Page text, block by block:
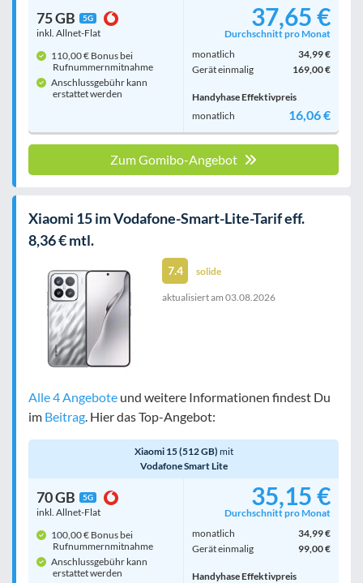
75 GB 5G
inkl. Allnet-Flat
110,00 € Bonus bei
Rufnummern­mitnahme
Anschlussgebühr kann
erstattet werden
37,65 €
Durchschnitt pro Monat
monatlich
34,99 €
Gerät einmalig
169,00 €
Handyhase Effektivpreis
monatlich
16,06 €
Zum Gomibo-Angebot
Xiaomi 15 im Vodafone-Smart-Lite-Tarif eff.
8,36 € mtl.
7.4 solide
aktualisiert am 03.08.2026
Alle 4 Angebote und weitere Informationen findest Du
im Beitrag . Hier das Top-Angebot:
Xiaomi 15 (512 GB) mit
Vodafone Smart Lite
70 GB 5G
inkl. Allnet-Flat
100,00 € Bonus bei
Rufnummern­mitnahme
Anschlussgebühr kann
erstattet werden
35,15 €
Durchschnitt pro Monat
monatlich
34,99 €
Gerät einmalig
99,00 €
Handyhase Effektivpreis